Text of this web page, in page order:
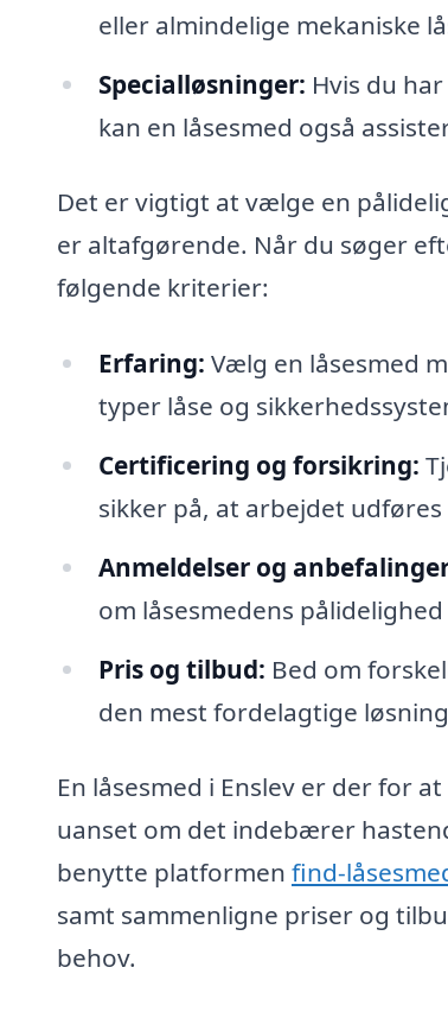
eller almindelige mekaniske
Specialløsninger: Hvis du
kan en låsesmed også
Det er vigtigt at vælge en
er altafgørende. Når du søger
følgende kriterier:
Erfaring: Vælg en låsesmed
typer låse og
Certificering og forsikring:
sikker på, at arbejdet
Anmeldelser og
om låsesmedens
Pris og tilbud: Bed om
den mest fordelagtige
En låsesmed i Enslev er der for
uanset om det indebærer
benytte platformen find-
samt sammenligne priser og
behov.